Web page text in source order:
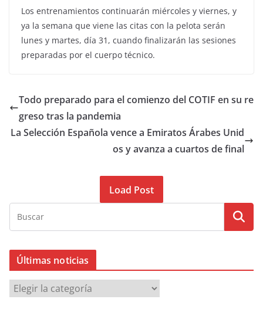
Los entrenamientos continuarán miércoles y viernes, y
ya la semana que viene las citas con la pelota serán
lunes y martes, día 31, cuando finalizarán las sesiones
preparadas por el cuerpo técnico.
Todo preparado para el comienzo del COTIF en su re
greso tras la pandemia
La Selección Española vence a Emiratos Árabes Unid
os y avanza a cuartos de final
Load Post
Últimas noticias
Ú
l